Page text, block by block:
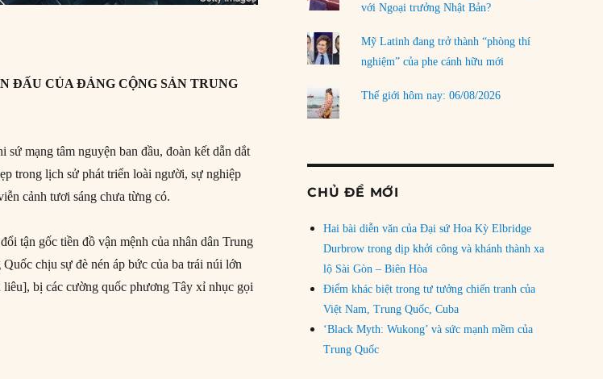
ĐẤU CỦA ĐẢNG CỘNG SẢN TRUNG
mạng tâm nguyện ban đầu, đoàn kết dẫn dắt
trong lịch sử phát triển loài người, sự nghiệp
cảnh tươi sáng chưa từng có.
tận gốc tiền đồ vận mệnh của nhân dân Trung
chịu sự đè nén áp bức của ba trái núi lớn
bị các cường quốc phương Tây xỉ nhục gọi
lược nội dung “Nghị quyết lịch sử” lần thứ 3 của Trung ương ĐCSTQ (P11)”
với Ngoại trưởng Nhật Bản?
Mỹ Latinh đang trở thành “phòng thí
nghiệm” của phe cánh hữu mới
Thế giới hôm nay: 06/08/2026
CHỦ ĐỀ MỚI
Hai bài diễn văn của Đại sứ Hoa Kỳ Elbridge
Durbrow trong dịp khởi công và khánh thành xa
lộ Sài Gòn – Biên Hòa
Điểm khác biệt trong tư tưởng chiến tranh của
Việt Nam, Trung Quốc, Cuba
‘Black Myth: Wukong’ và sức mạnh mềm của
Trung Quốc